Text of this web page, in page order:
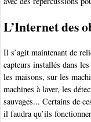
L’Internet des
Il s’agit maintenant de
capteurs installés dans
les maisons, sur les
machines à laver, les
sauvages... Certains de
il faudra qu’ils